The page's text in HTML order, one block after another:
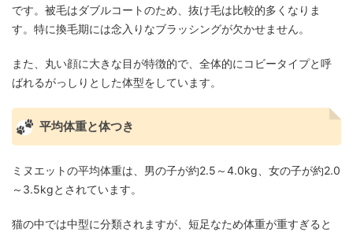
です。被毛はダブルコートのため、抜け毛は比較的多くなりま
す。特に換毛期には念入りなブラッシングが欠かせません。
また、丸い顔に大きな目が特徴的で、全体的にコビータイプと呼
ばれるがっしりとした体型をしています。
平均体重と体つき
ミヌエットの平均体重は、男の子が約2.5～4.0kg、女の子が約2.0
～3.5kgとされています。
猫の中では中型に分類されますが、短足なため体重が重すぎると